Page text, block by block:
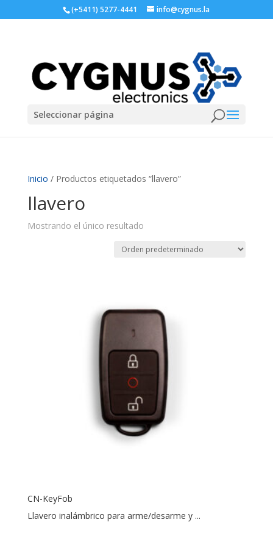
(+5411) 5277-4441 info@cygnus.la
Seleccionar página
Inicio / Productos etiquetados “llavero”
llavero
Mostrando el único resultado
CN-KeyFob
Llavero inalámbrico para arme/desarme y ...